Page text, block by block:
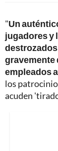
"Un
jugadores y
gravemente
empleados
los
acuden